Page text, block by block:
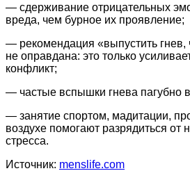
— сдерживание отрицательных
вреда, чем бурное их проявление;
— рекомендация «выпустить гнев,
не оправдана: это только
конфликт;
— частые вспышки гнева пагубно
— занятие спортом, мадитации,
воздухе помогают разрядиться от
стресса.
Источник: menslife.com